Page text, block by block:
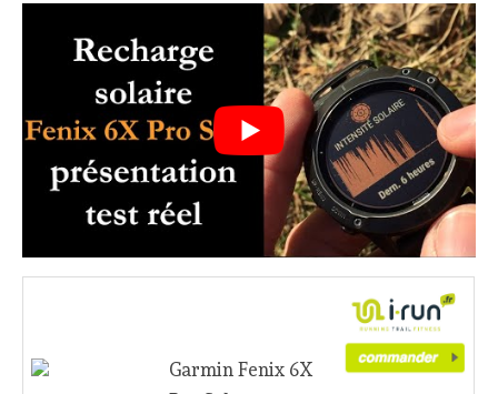
Garmin Fenix 6X